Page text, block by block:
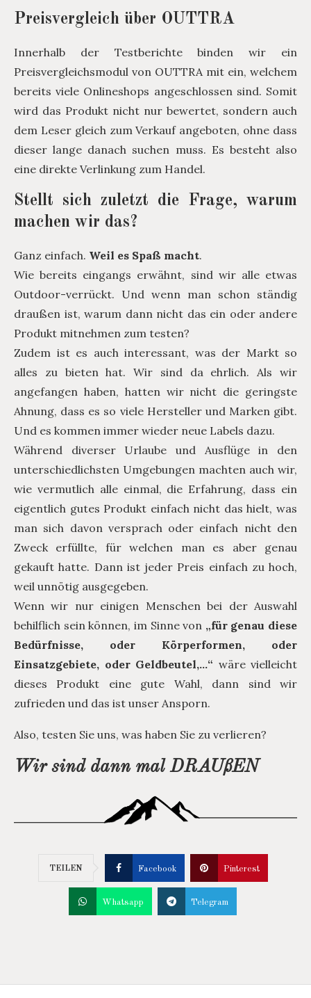
Preisvergleich über OUTTRA
Innerhalb der Testberichte binden wir ein
Preisvergleichsmodul von OUTTRA mit ein, welchem
bereits viele Onlineshops angeschlossen sind. Somit
wird das Produkt nicht nur bewertet, sondern auch
dem Leser gleich zum Verkauf angeboten, ohne dass
dieser lange danach suchen muss. Es besteht also
eine direkte Verlinkung zum Handel.
Stellt sich zuletzt die Frage, warum
machen wir das?
Ganz einfach. Weil es Spaß macht.
Wie bereits eingangs erwähnt, sind wir alle etwas
Outdoor-verrückt. Und wenn man schon ständig
draußen ist, warum dann nicht das ein oder andere
Produkt mitnehmen zum testen?
Zudem ist es auch interessant, was der Markt so
alles zu bieten hat. Wir sind da ehrlich. Als wir
angefangen haben, hatten wir nicht die geringste
Ahnung, dass es so viele Hersteller und Marken gibt.
Und es kommen immer wieder neue Labels dazu.
Während diverser Urlaube und Ausflüge in den
unterschiedlichsten Umgebungen machten auch wir,
wie vermutlich alle einmal, die Erfahrung, dass ein
eigentlich gutes Produkt einfach nicht das hielt, was
man sich davon versprach oder einfach nicht den
Zweck erfüllte, für welchen man es aber genau
gekauft hatte. Dann ist jeder Preis einfach zu hoch,
weil unnötig ausgegeben.
Wenn wir nur einigen Menschen bei der Auswahl
behilflich sein können, im Sinne von „für genau diese
Bedürfnisse, oder Körperformen, oder
Einsatzgebiete, oder Geldbeutel,…“ wäre vielleicht
dieses Produkt eine gute Wahl, dann sind wir
zufrieden und das ist unser Ansporn.
Also, testen Sie uns, was haben Sie zu verlieren?
Wir sind dann mal DRAUßEN
TEILEN Facebook Pinterest
Whatsapp Telegram